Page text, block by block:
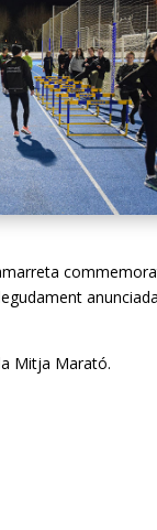
Mitja Marató.